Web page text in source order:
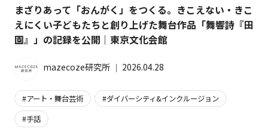
まざりあって「おんがく」をつくる。きこえない・きこ
えにくい子どもたちと創り上げた舞台作品「舞響詩『田
園』」の記録を公開｜東京文化会館
mazecoze研究所 │ 2026.04.28
アート・舞台芸術
ダイバーシティ&インクルージョン
手話